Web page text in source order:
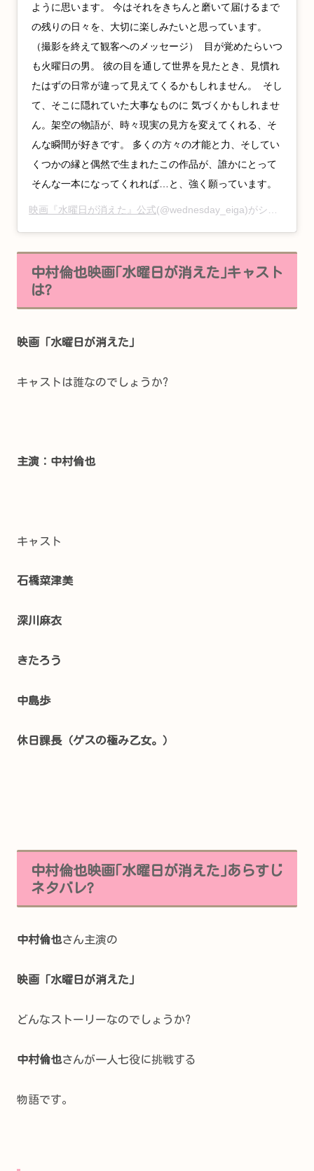
ように思います。‬ ‪今はそれをきちんと磨いて届けるまで
の残りの日々を、大切に楽しみたいと思っています。
（撮影を終えて観客へのメッセージ） ‬ ‪目が覚めたらいつ
も火曜日の男。‬ ‪彼の目を通して世界を見たとき、‬見慣れ
たはずの日常が‬違って見えてくるかもしれません。 ‬ ‪そし
て、そこに隠れていた大事なものに 気づくかもしれませ
ん。架空の物語が、‬時々現実の見方を変えてくれる、‬そ
んな瞬間が好きです。‬ ‪多くの方々の才能と力、‬そしてい
くつかの縁と‬偶然で生まれたこの作品が、‬誰かにとって‬
そんな一本になってくれれば…と、‬強く願っています。‬ ‪ ‬
映画『水曜日が消えた』公式(@wednesday_eiga)がシェアした投稿 –
中村倫也映画｢水曜日が消えた｣キャスト
は?
映画「水曜日が消えた」
キャストは誰なのでしょうか?
主演：中村倫也
キャスト
石橋菜津美
深川麻衣
きたろう
中島歩
休日課長（ゲスの極み乙女。）
中村倫也映画｢水曜日が消えた｣あらすじ
ネタバレ?
中村倫也さん主演の
映画「水曜日が消えた」
どんなストーリーなのでしょうか?
中村倫也さんが一人七役に挑戦する
物語です。